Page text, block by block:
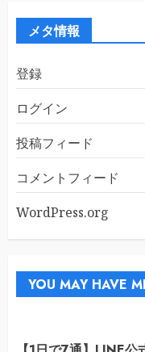
メタ情報
登録
ログイン
投稿フィード
コメントフィード
WordPress.org
YOU MAY HAVE